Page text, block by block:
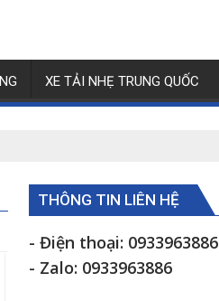
XE TẢI NHẸ TRUNG QUỐC
THÔNG TIN LIÊN HỆ
- Điện thoại: 0933963886
- Zalo: 0933963886